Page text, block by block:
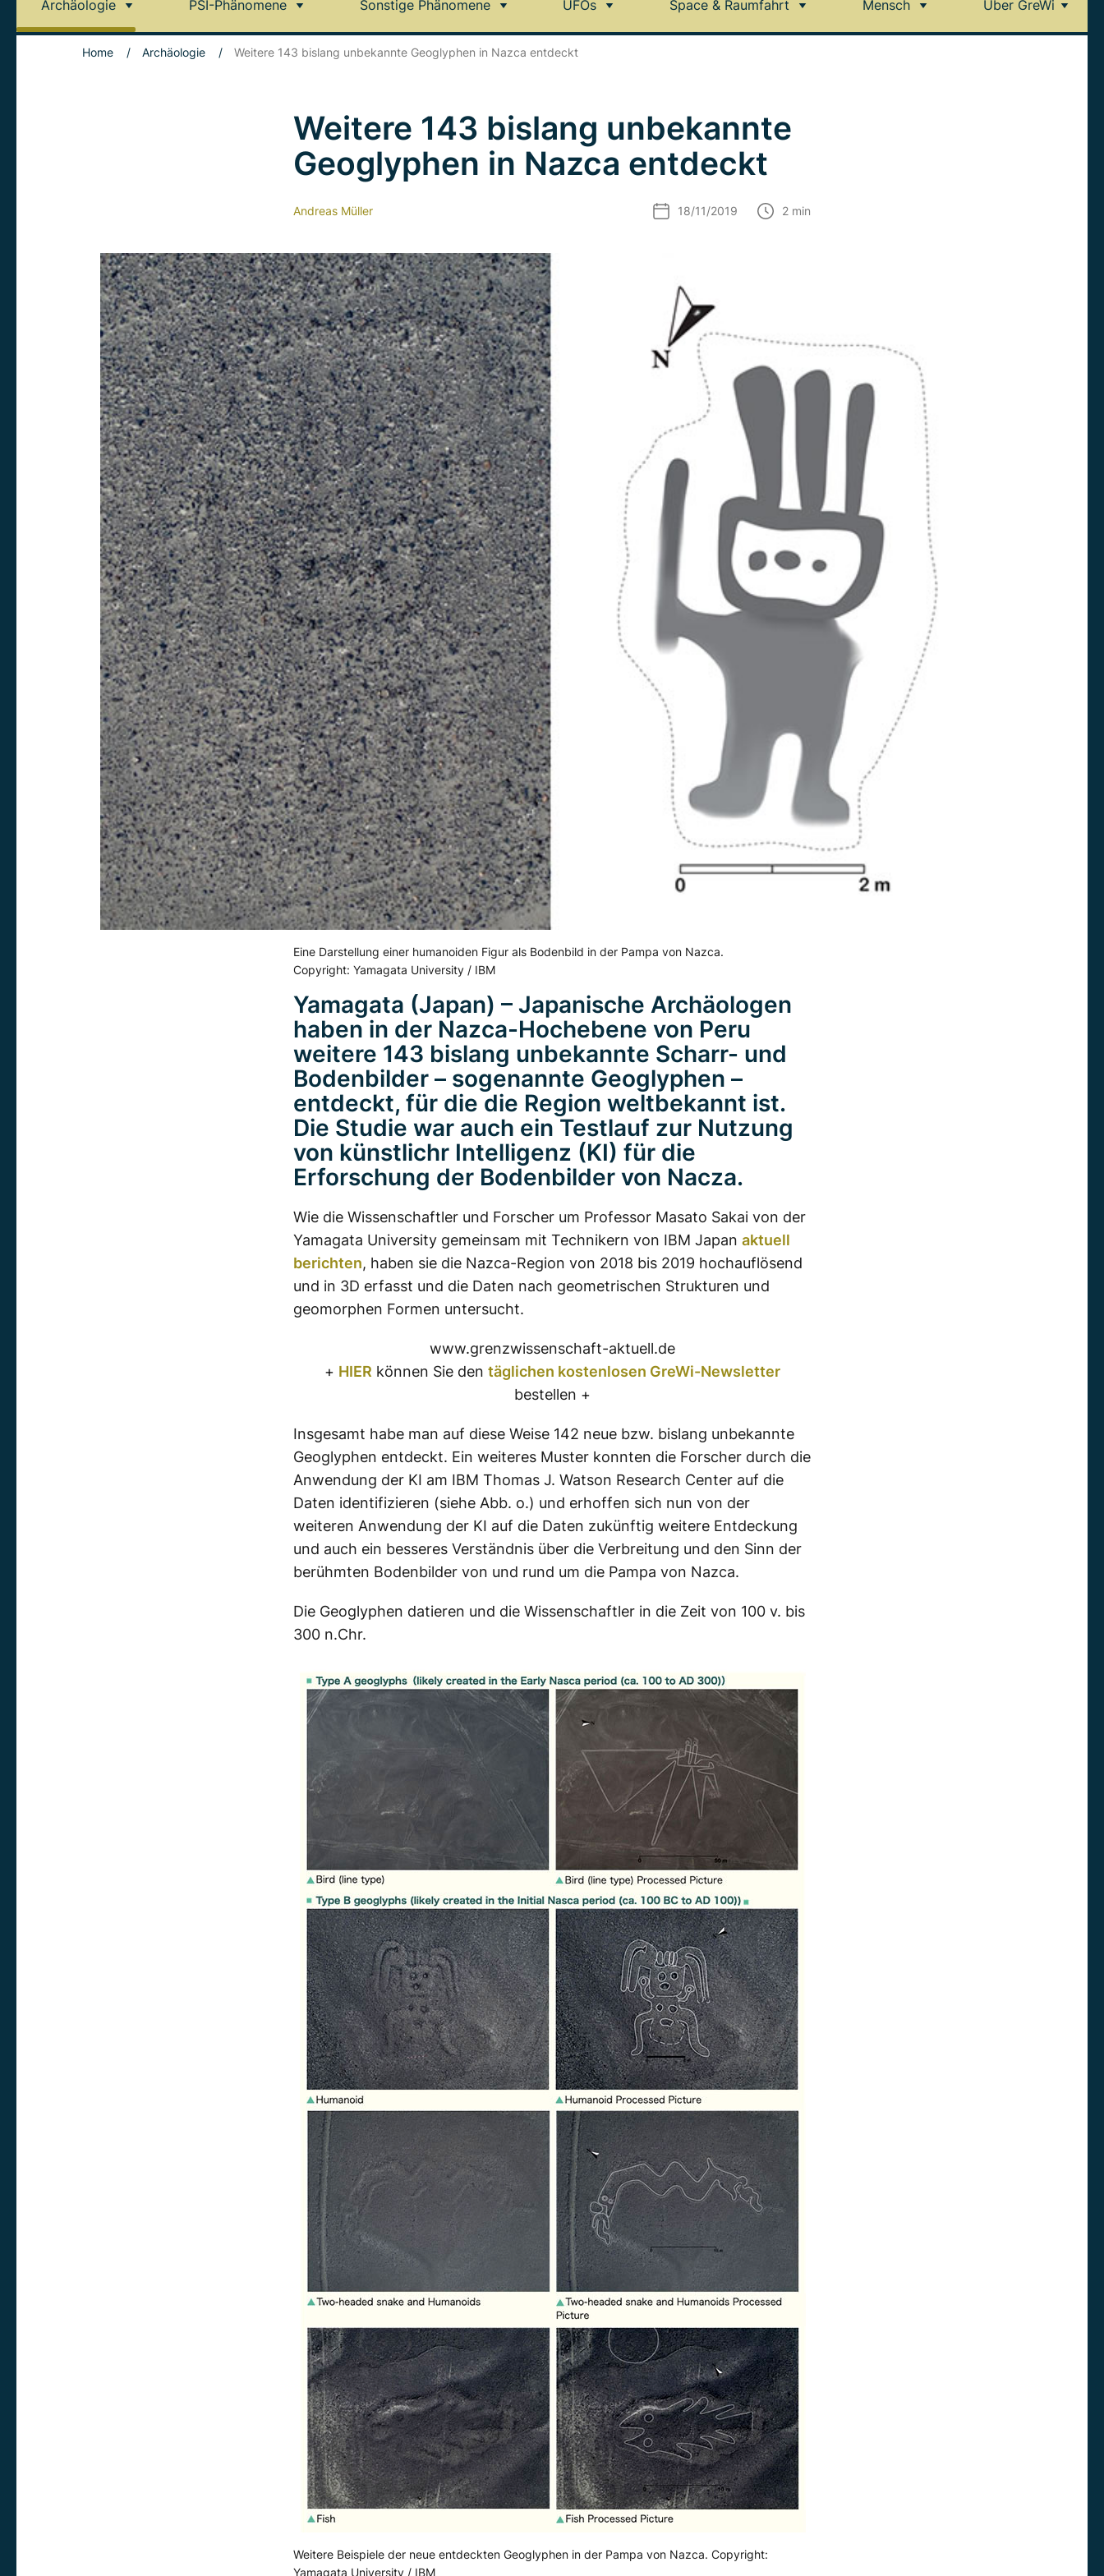
Archäologie PSI-Phänomene Sonstige Phänomene UFOs Space & Raumfahrt Mensch Über GreWi
Home / Archäologie / Weitere 143 bislang unbekannte Geoglyphen in Nazca entdeckt
Weitere 143 bislang unbekannte
Geoglyphen in Nazca entdeckt
Andreas Müller 18/11/2019 2 min
Eine Darstellung einer humanoiden Figur als Bodenbild in der Pampa von Nazca.
Copyright: Yamagata University / IBM
Yamagata (Japan) – Japanische Archäologen
haben in der Nazca-Hochebene von Peru
weitere 143 bislang unbekannte Scharr- und
Bodenbilder – sogenannte Geoglyphen –
entdeckt, für die die Region weltbekannt ist.
Die Studie war auch ein Testlauf zur Nutzung
von künstlichr Intelligenz (KI) für die
Erforschung der Bodenbilder von Nacza.
Wie die Wissenschaftler und Forscher um Professor Masato Sakai von der
Yamagata University gemeinsam mit Technikern von IBM Japan aktuell
berichten, haben sie die Nazca-Region von 2018 bis 2019 hochauflösend
und in 3D erfasst und die Daten nach geometrischen Strukturen und
geomorphen Formen untersucht.
www.grenzwissenschaft-aktuell.de
+ HIER können Sie den täglichen kostenlosen GreWi-Newsletter
bestellen +
Insgesamt habe man auf diese Weise 142 neue bzw. bislang unbekannte
Geoglyphen entdeckt. Ein weiteres Muster konnten die Forscher durch die
Anwendung der KI am IBM Thomas J. Watson Research Center auf die
Daten identifizieren (siehe Abb. o.) und erhoffen sich nun von der
weiteren Anwendung der KI auf die Daten zukünftig weitere Entdeckung
und auch ein besseres Verständnis über die Verbreitung und den Sinn der
berühmten Bodenbilder von und rund um die Pampa von Nazca.
Die Geoglyphen datieren und die Wissenschaftler in die Zeit von 100 v. bis
300 n.Chr.
Weitere Beispiele der neue entdeckten Geoglyphen in der Pampa von Nazca. Copyright:
Yamagata University / IBM